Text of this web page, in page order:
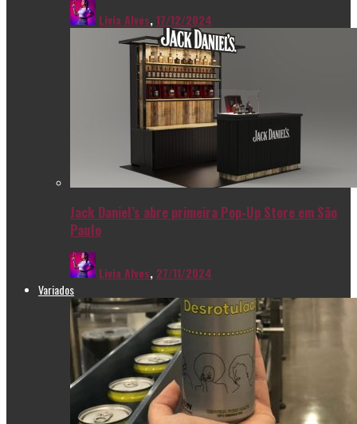
Livia Alves,17/12/2024
Jack Daniel’s abre primeira Pop-Up Store em São
Paulo
Livia Alves, 27/11/2024
Variados